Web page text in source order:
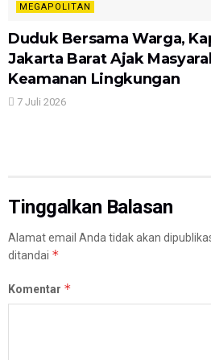
MEGAPOLITAN
Duduk Bersama Warga,
Jakarta Barat Ajak
Keamanan Lingkungan
7 Juli 2026
Tinggalkan Balasan
Alamat email Anda tidak akan
ditandai *
Komentar *